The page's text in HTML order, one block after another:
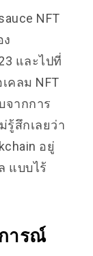
NFT
และไปที่
คลม NFT
จากการ
รู้สึกเลยว่า
อยู่
แบบไร้
ารณ์